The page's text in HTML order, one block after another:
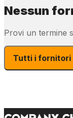
Nessun
Provi un termine
Tutti i fornitori